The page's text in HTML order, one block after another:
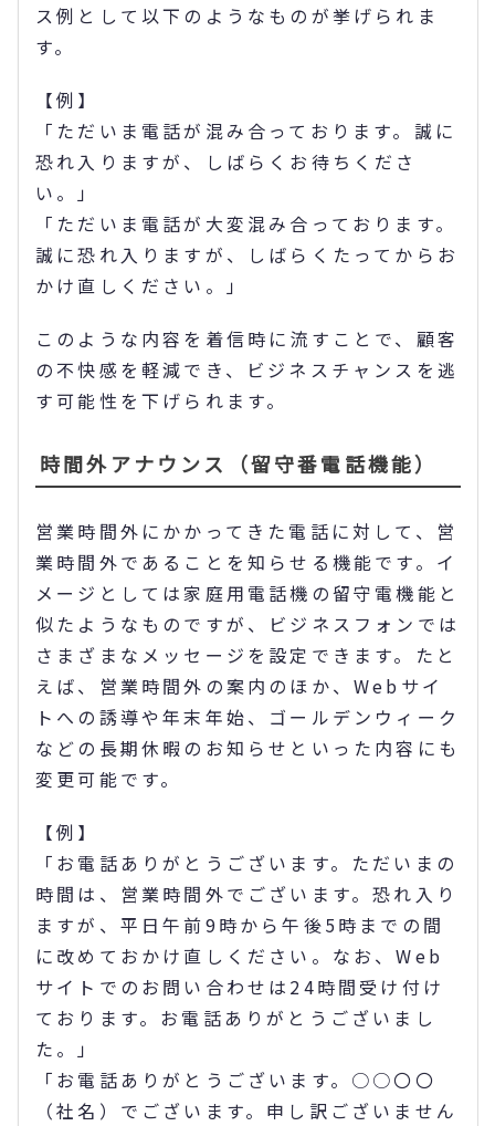
ス例として以下のようなものが挙げられま
す。
【例】
「ただいま電話が混み合っております。誠に
恐れ入りますが、しばらくお待ちくださ
い。」
「ただいま電話が大変混み合っております。
誠に恐れ入りますが、しばらくたってからお
かけ直しください。」
このような内容を着信時に流すことで、顧客
の不快感を軽減でき、ビジネスチャンスを逃
す可能性を下げられます。
時間外アナウンス（留守番電話機能）
営業時間外にかかってきた電話に対して、営
業時間外であることを知らせる機能です。イ
メージとしては家庭用電話機の留守電機能と
似たようなものですが、ビジネスフォンでは
さまざまなメッセージを設定できます。たと
えば、営業時間外の案内のほか、Webサイ
トへの誘導や年末年始、ゴールデンウィーク
などの長期休暇のお知らせといった内容にも
変更可能です。
【例】
「お電話ありがとうございます。ただいまの
時間は、営業時間外でございます。恐れ入り
ますが、平日午前9時から午後5時までの間
に改めておかけ直しください。なお、Web
サイトでのお問い合わせは24時間受け付け
ております。お電話ありがとうございまし
た。」
「お電話ありがとうございます。○○〇〇
（社名）でございます。申し訳ございません